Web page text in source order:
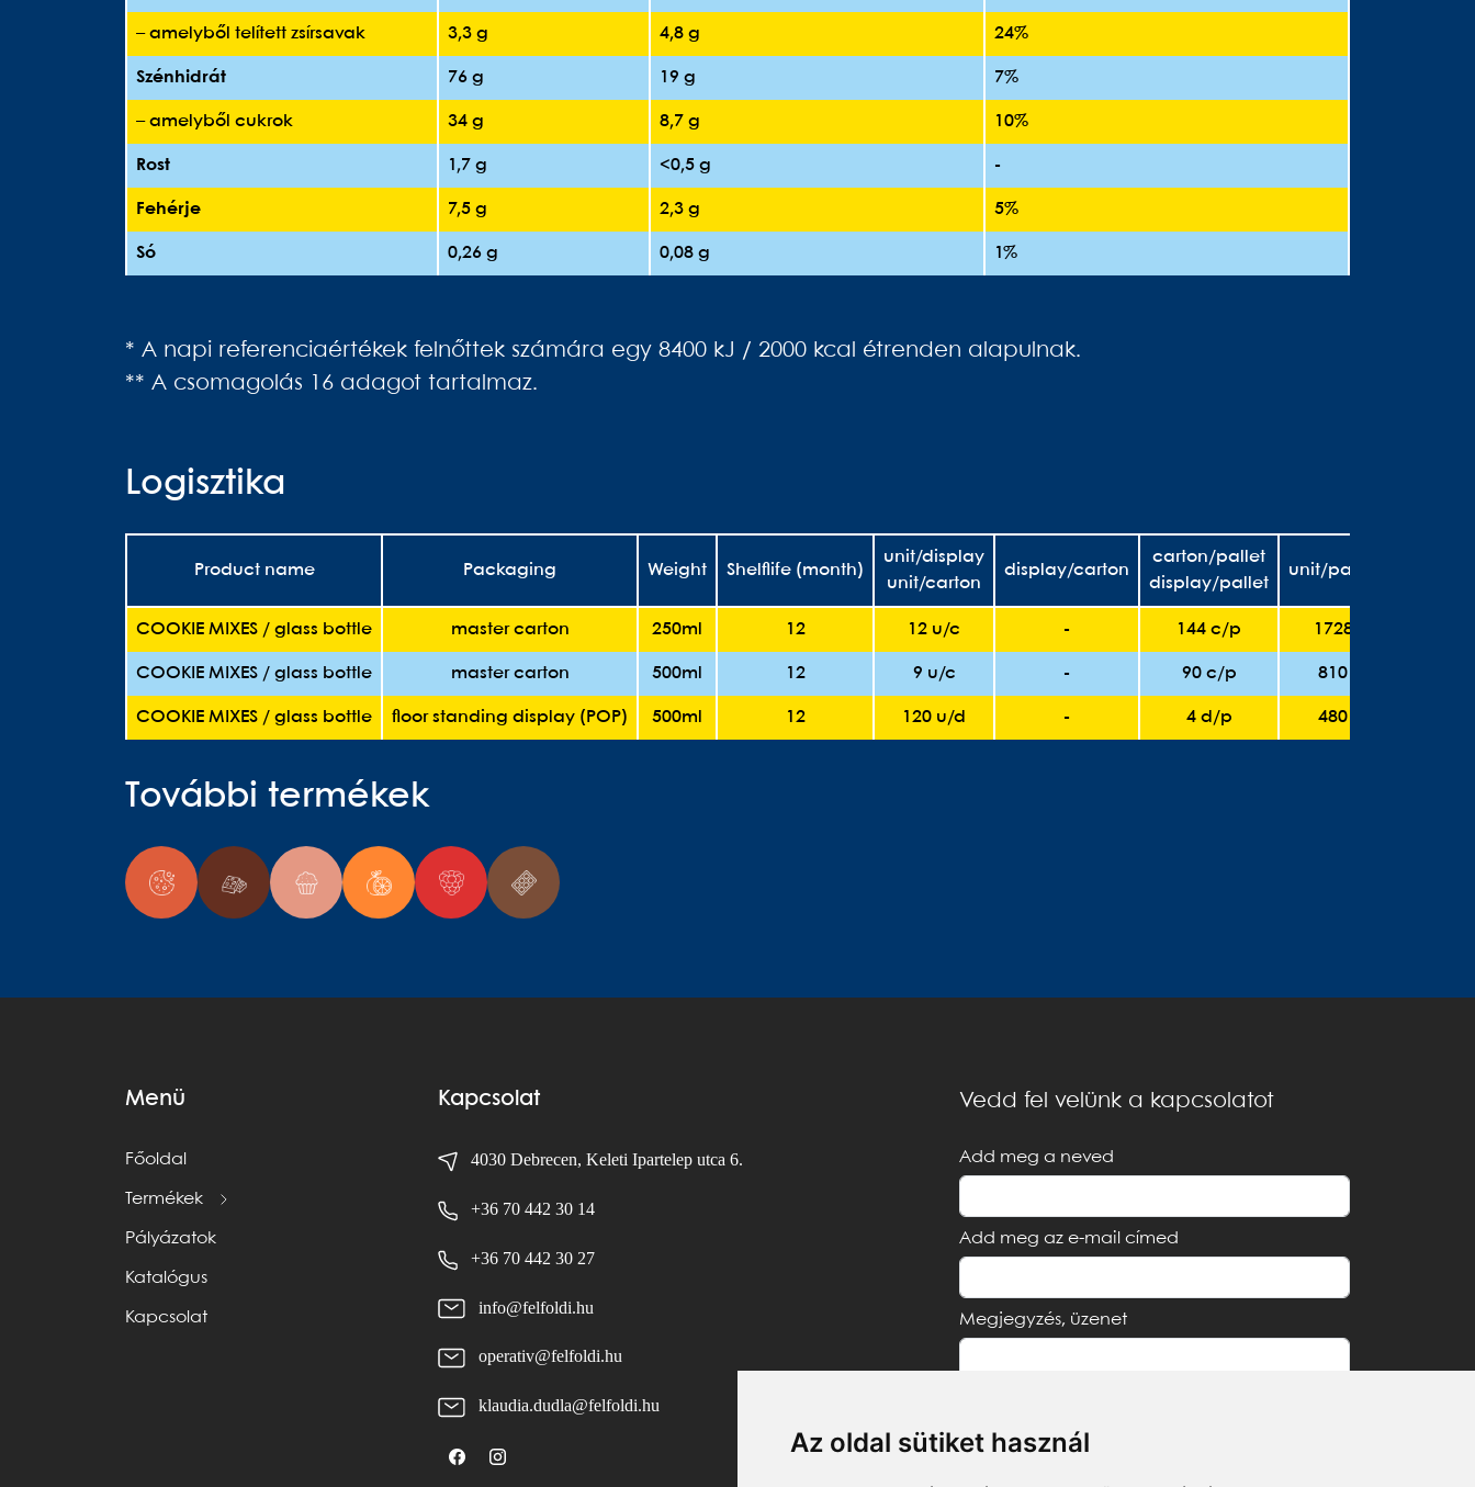
Az oldal sütiket használ
– amelyből telített zsírsavak 3,3 g 4,8 g 24%
Szénhidrát 76 g 19 g 7%
– amelyből cukrok 34 g 8,7 g 10%
Rost 1,7 g <0,5 g -
Fehérje 7,5 g 2,3 g 5%
Só 0,26 g 0,08 g 1%
* A napi referenciaértékek felnőttek számára egy 8400 kJ / 2000 kcal étrenden alapulnak.
** A csomagolás 16 adagot tartalmaz.
Logisztika
Product name Packaging Weight Shelflife (month)
unit/display
unit/carton
display/carton
carton/pallet
display/pallet
unit/pallet
COOKIE MIXES / glass bottle master carton 250ml 12 12 u/c - 144 c/p 1728
COOKIE MIXES / glass bottle master carton 500ml 12 9 u/c - 90 c/p 810
COOKIE MIXES / glass bottle floor standing display (POP) 500ml 12 120 u/d - 4 d/p 480
További termékek
Menü
Főoldal
Termékek
Pályázatok
Katalógus
Kapcsolat
Kapcsolat
4030 Debrecen, Keleti Ipartelep utca 6.
+36 70 442 30 14
+36 70 442 30 27
info@felfoldi.hu
operativ@felfoldi.hu
klaudia.dudla@felfoldi.hu
Vedd fel velünk a kapcsolatot
Add meg a neved
Add meg az e-mail címed
Megjegyzés, üzenet